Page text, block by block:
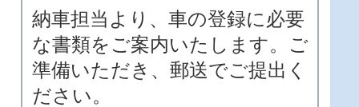
納車担当より、車の登録に必要
な書類をご案内いたします。ご
準備いただき、郵送でご提出く
ださい。